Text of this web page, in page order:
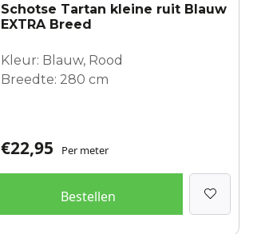
Schotse Tartan kleine ruit Blauw
EXTRA Breed
Kleur: Blauw, Rood
Breedte: 280 cm
€22,95 Per meter
Bestellen